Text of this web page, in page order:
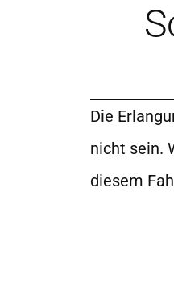
Die
nicht sein.
diesem